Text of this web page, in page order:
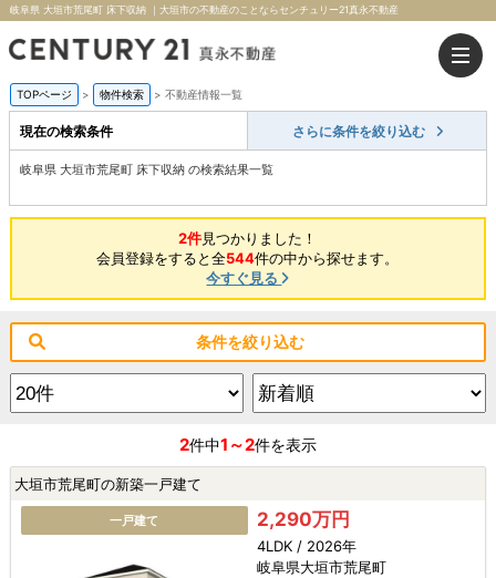
岐阜県 大垣市荒尾町 床下収納 ｜大垣市の不動産のことならセンチュリー21真永不動産
TOPページ > 物件検索 > 不動産情報一覧
現在の検索条件 さらに条件を絞り込む
岐阜県 大垣市荒尾町 床下収納 の検索結果一覧
2件見つかりました！
会員登録をすると全544件の中から探せます。
今すぐ見る
条件を絞り込む
2件中1～2件を表示
大垣市荒尾町の新築一戸建て
一戸建て 2,290万円
4LDK / 2026年
岐阜県大垣市荒尾町